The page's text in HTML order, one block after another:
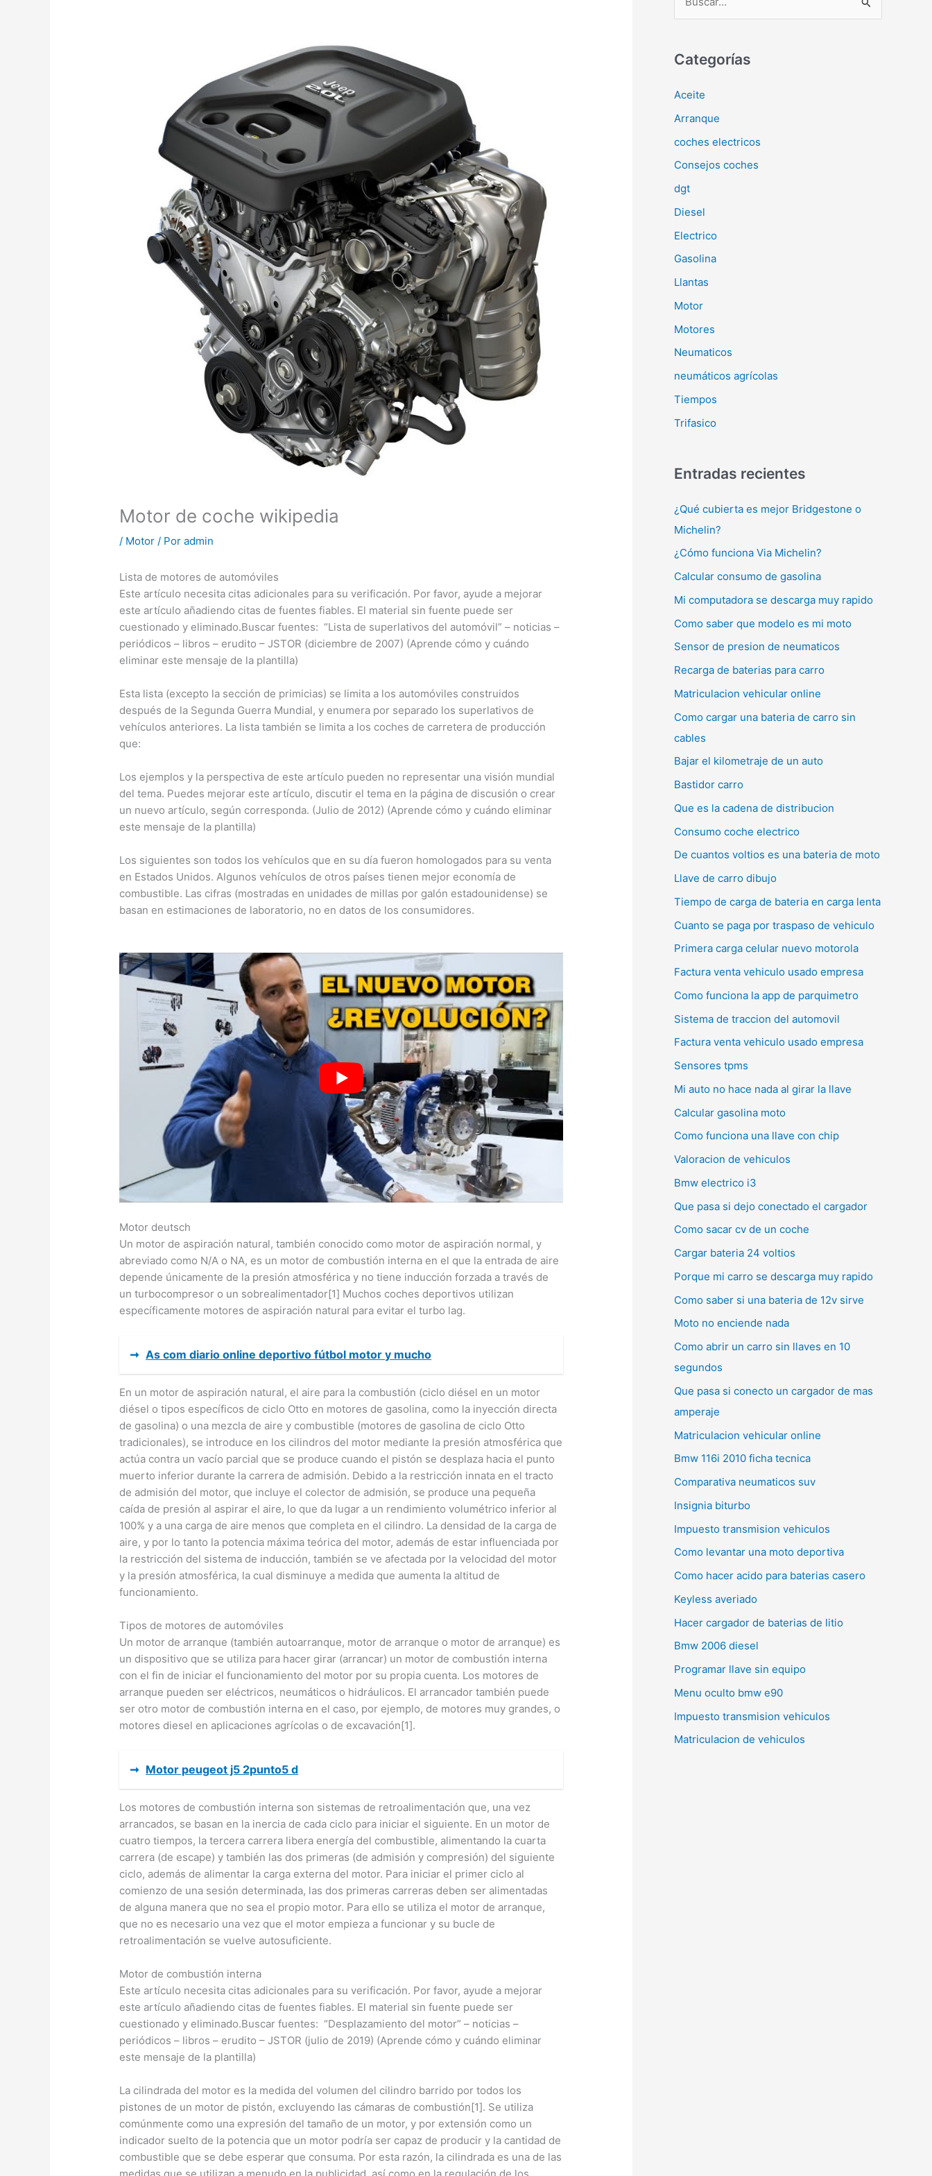
Motor de coche wikipedia
/ Motor / Poradmin
Lista de motores de automóviles
Este artículo necesita citas adicionales para su verificación. Por favor, ayude a mejorar
este artículo añadiendo citas de fuentes fiables. El material sin fuente puede ser
cuestionado y eliminado.Buscar fuentes: “Lista de superlativos del automóvil” – noticias –
periódicos – libros – erudito – JSTOR (diciembre de 2007) (Aprende cómo y cuándo
eliminar este mensaje de la plantilla)
Esta lista (excepto la sección de primicias) se limita a los automóviles construidos
después de la Segunda Guerra Mundial, y enumera por separado los superlativos de
vehículos anteriores. La lista también se limita a los coches de carretera de producción
que:
Los ejemplos y la perspectiva de este artículo pueden no representar una visión mundial
del tema. Puedes mejorar este artículo, discutir el tema en la página de discusión o crear
un nuevo artículo, según corresponda. (Julio de 2012) (Aprende cómo y cuándo eliminar
este mensaje de la plantilla)
Los siguientes son todos los vehículos que en su día fueron homologados para su venta
en Estados Unidos. Algunos vehículos de otros países tienen mejor economía de
combustible. Las cifras (mostradas en unidades de millas por galón estadounidense) se
basan en estimaciones de laboratorio, no en datos de los consumidores.
Motor deutsch
Un motor de aspiración natural, también conocido como motor de aspiración normal, y
abreviado como N/A o NA, es un motor de combustión interna en el que la entrada de aire
depende únicamente de la presión atmosférica y no tiene inducción forzada a través de
un turbocompresor o un sobrealimentador[1] Muchos coches deportivos utilizan
específicamente motores de aspiración natural para evitar el turbo lag.
➞ As com diario online deportivo fútbol motor y mucho
En un motor de aspiración natural, el aire para la combustión (ciclo diésel en un motor
diésel o tipos específicos de ciclo Otto en motores de gasolina, como la inyección directa
de gasolina) o una mezcla de aire y combustible (motores de gasolina de ciclo Otto
tradicionales), se introduce en los cilindros del motor mediante la presión atmosférica que
actúa contra un vacío parcial que se produce cuando el pistón se desplaza hacia el punto
muerto inferior durante la carrera de admisión. Debido a la restricción innata en el tracto
de admisión del motor, que incluye el colector de admisión, se produce una pequeña
caída de presión al aspirar el aire, lo que da lugar a un rendimiento volumétrico inferior al
100% y a una carga de aire menos que completa en el cilindro. La densidad de la carga de
aire, y por lo tanto la potencia máxima teórica del motor, además de estar influenciada por
la restricción del sistema de inducción, también se ve afectada por la velocidad del motor
y la presión atmosférica, la cual disminuye a medida que aumenta la altitud de
funcionamiento.
Tipos de motores de automóviles
Un motor de arranque (también autoarranque, motor de arranque o motor de arranque) es
un dispositivo que se utiliza para hacer girar (arrancar) un motor de combustión interna
con el fin de iniciar el funcionamiento del motor por su propia cuenta. Los motores de
arranque pueden ser eléctricos, neumáticos o hidráulicos. El arrancador también puede
ser otro motor de combustión interna en el caso, por ejemplo, de motores muy grandes, o
motores diesel en aplicaciones agrícolas o de excavación[1].
➞ Motor peugeot j5 2punto5 d
Los motores de combustión interna son sistemas de retroalimentación que, una vez
arrancados, se basan en la inercia de cada ciclo para iniciar el siguiente. En un motor de
cuatro tiempos, la tercera carrera libera energía del combustible, alimentando la cuarta
carrera (de escape) y también las dos primeras (de admisión y compresión) del siguiente
ciclo, además de alimentar la carga externa del motor. Para iniciar el primer ciclo al
comienzo de una sesión determinada, las dos primeras carreras deben ser alimentadas
de alguna manera que no sea el propio motor. Para ello se utiliza el motor de arranque,
que no es necesario una vez que el motor empieza a funcionar y su bucle de
retroalimentación se vuelve autosuficiente.
Motor de combustión interna
Este artículo necesita citas adicionales para su verificación. Por favor, ayude a mejorar
este artículo añadiendo citas de fuentes fiables. El material sin fuente puede ser
cuestionado y eliminado.Buscar fuentes: “Desplazamiento del motor” – noticias –
periódicos – libros – erudito – JSTOR (julio de 2019) (Aprende cómo y cuándo eliminar
este mensaje de la plantilla)
La cilindrada del motor es la medida del volumen del cilindro barrido por todos los
pistones de un motor de pistón, excluyendo las cámaras de combustión[1]. Se utiliza
comúnmente como una expresión del tamaño de un motor, y por extensión como un
indicador suelto de la potencia que un motor podría ser capaz de producir y la cantidad de
combustible que se debe esperar que consuma. Por esta razón, la cilindrada es una de las
c
r
p
o
r
Categorías
Aceite
Arranque
coches electricos
Consejos coches
dgt
Diesel
Electrico
Gasolina
Llantas
Motor
Motores
Neumaticos
neumáticos agrícolas
Tiempos
Trifasico
Entradas recientes
¿Qué cubierta es mejor Bridgestone o
Michelin?
¿Cómo funciona Via Michelin?
Calcular consumo de gasolina
Mi computadora se descarga muy rapido
Como saber que modelo es mi moto
Sensor de presion de neumaticos
Recarga de baterias para carro
Matriculacion vehicular online
Como cargar una bateria de carro sin
cables
Bajar el kilometraje de un auto
Bastidor carro
Que es la cadena de distribucion
Consumo coche electrico
De cuantos voltios es una bateria de moto
Llave de carro dibujo
Tiempo de carga de bateria en carga lenta
Cuanto se paga por traspaso de vehiculo
Primera carga celular nuevo motorola
Factura venta vehiculo usado empresa
Como funciona la app de parquimetro
Sistema de traccion del automovil
Factura venta vehiculo usado empresa
Sensores tpms
Mi auto no hace nada al girar la llave
Calcular gasolina moto
Como funciona una llave con chip
Valoracion de vehiculos
Bmw electrico i3
Que pasa si dejo conectado el cargador
Como sacar cv de un coche
Cargar bateria 24 voltios
Porque mi carro se descarga muy rapido
Como saber si una bateria de 12v sirve
Moto no enciende nada
Como abrir un carro sin llaves en 10
segundos
Que pasa si conecto un cargador de mas
amperaje
Matriculacion vehicular online
Bmw 116i 2010 ficha tecnica
Comparativa neumaticos suv
Insignia biturbo
Impuesto transmision vehiculos
Como levantar una moto deportiva
Como hacer acido para baterias casero
Keyless averiado
Hacer cargador de baterias de litio
Bmw 2006 diesel
Programar llave sin equipo
Menu oculto bmw e90
Impuesto transmision vehiculos
Matriculacion de vehiculos